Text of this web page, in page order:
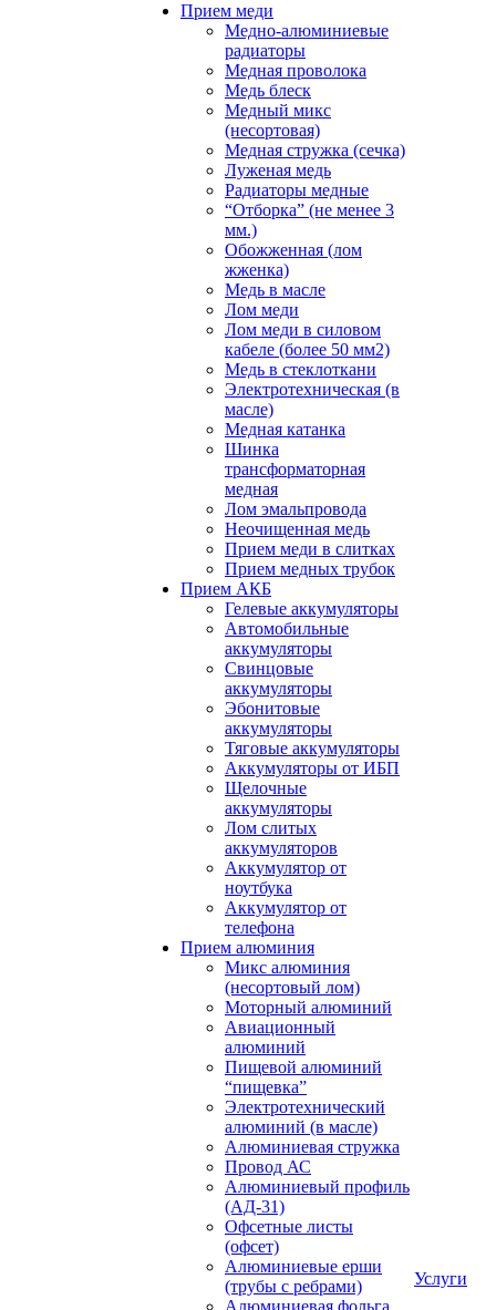
Прием меди
Медно-алюминиевые
радиаторы
Медная проволока
Медь блеск
Медный микс
(несортовая)
Медная стружка (сечка)
Луженая медь
Радиаторы медные
“Отборка” (не менее 3
мм.)
Обожженная (лом
жженка)
Медь в масле
Лом меди
Лом меди в силовом
кабеле (более 50 мм2)
Медь в стеклоткани
Электротехническая (в
масле)
Медная катанка
Шинка
трансформаторная
медная
Лом эмальпровода
Неочищенная медь
Прием меди в слитках
Прием медных трубок
Прием АКБ
Гелевые аккумуляторы
Автомобильные
аккумуляторы
Свинцовые
аккумуляторы
Эбонитовые
аккумуляторы
Тяговые аккумуляторы
Аккумуляторы от ИБП
Щелочные
аккумуляторы
Лом слитых
аккумуляторов
Аккумулятор от
ноутбука
Аккумулятор от
телефона
Прием алюминия
Микс алюминия
(несортовый лом)
Моторный алюминий
Авиационный
алюминий
Пищевой алюминий
“пищевка”
Электротехнический
алюминий (в масле)
Алюминиевая стружка
Провод АС
Алюминиевый профиль
(АД-31)
Офсетные листы
(офсет)
Алюминиевые ерши
(трубы с ребрами)
Алюминиевая фольга
Услуги